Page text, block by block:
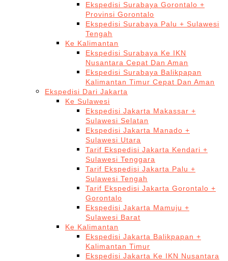
Ekspedisi Surabaya Gorontalo +
Provinsi Gorontalo
Ekspedisi Surabaya Palu + Sulawesi
Tengah
Ke Kalimantan
Ekspedisi Surabaya Ke IKN
Nusantara Cepat Dan Aman
Ekspedisi Surabaya Balikpapan
Kalimantan Timur Cepat Dan Aman
Ekspedisi Dari Jakarta
Ke Sulawesi
Ekspedisi Jakarta Makassar +
Sulawesi Selatan
Ekspedisi Jakarta Manado +
Sulawesi Utara
Tarif Ekspedisi Jakarta Kendari +
Sulawesi Tenggara
Tarif Ekspedisi Jakarta Palu +
Sulawesi Tengah
Tarif Ekspedisi Jakarta Gorontalo +
Gorontalo
Ekspedisi Jakarta Mamuju +
Sulawesi Barat
Ke Kalimantan
Ekspedisi Jakarta Balikpapan +
Kalimantan Timur
Ekspedisi Jakarta Ke IKN Nusantara